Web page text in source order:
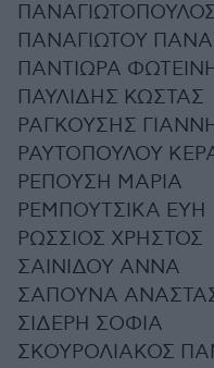
ΠΑΝΑΓΙΩΤΟΥ
ΠΑΝΤΙΩΡΑ
ΠΑΥΛΙΔΗΣ ΚΩΣΤΑΣ
ΡΑΓΚΟΥΣΗΣ
ΡΑΥΤΟΠΟΥΛΟΥ
ΡΕΠΟΥΣΗ ΜΑΡΙΑ
ΡΕΜΠΟΥΤΣΙΚΑ ΕΥΗ
ΡΩΣΣΙΟΣ ΧΡΗΣΤΟΣ
ΣΑΙΝΙΔΟΥ ΑΝΝΑ
ΣΑΠΟΥΝΑ
ΣΙΔΕΡΗ ΣΟΦΙΑ
ΣΚΟΥΡΟΛΙΑΚΟΣ